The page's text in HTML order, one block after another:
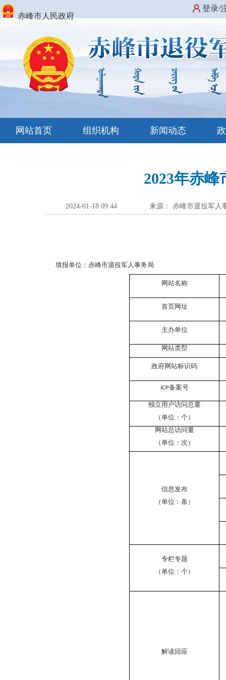
赤峰市人民政府
登录/
网站首页 组织机构 新闻动态
2023年赤
2024-01-18 09:44 来源： 赤峰市退役军人
填报单位：赤峰市退役军人事务局
网站名称
首页网址
主办单位
网站类型
政府网站标识码
ICP备案号
独立用户访问总量
（单位：个）
网站总访问量
（单位：次）
信息发布
（单位：条）
专栏专题
（单位：个）
解读回应